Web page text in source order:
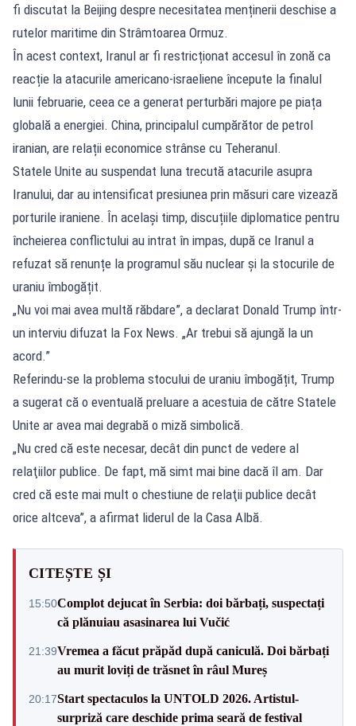
fi discutat la Beijing despre necesitatea menținerii deschise a
rutelor maritime din Strâmtoarea Ormuz.
În acest context, Iranul ar fi restricționat accesul în zonă ca
reacție la atacurile americano-israeliene începute la finalul
lunii februarie, ceea ce a generat perturbări majore pe piața
globală a energiei. China, principalul cumpărător de petrol
iranian, are relații economice strânse cu Teheranul.
Statele Unite au suspendat luna trecută atacurile asupra
Iranului, dar au intensificat presiunea prin măsuri care vizează
porturile iraniene. În același timp, discuțiile diplomatice pentru
încheierea conflictului au intrat în impas, după ce Iranul a
refuzat să renunțe la programul său nuclear și la stocurile de
uraniu îmbogățit.
„Nu voi mai avea multă răbdare”, a declarat Donald Trump într-
un interviu difuzat la Fox News. „Ar trebui să ajungă la un
acord.”
Referindu-se la problema stocului de uraniu îmbogățit, Trump
a sugerat că o eventuală preluare a acestuia de către Statele
Unite ar avea mai degrabă o miză simbolică.
„Nu cred că este necesar, decât din punct de vedere al
relaţiilor publice. De fapt, mă simt mai bine dacă îl am. Dar
cred că este mai mult o chestiune de relaţii publice decât
orice altceva”, a afirmat liderul de la Casa Albă.
CITEȘTE ȘI
15:50Complot dejucat în Serbia: doi bărbați, suspectați
că plănuiau asasinarea lui Vučić
21:39Vremea a făcut prăpăd după caniculă. Doi bărbați
au murit loviți de trăsnet în râul Mureș
20:17Start spectaculos la UNTOLD 2026. Artistul-
surpriză care deschide prima seară de festival